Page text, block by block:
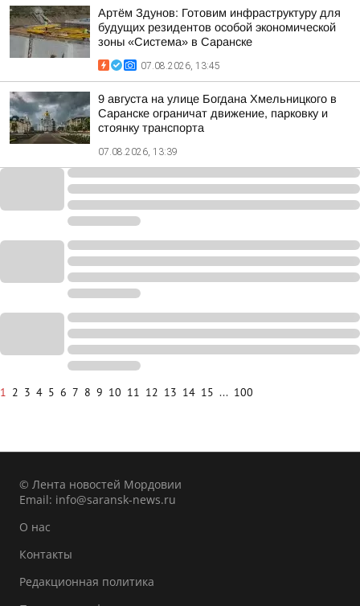
Артём Здунов: Готовим инфраструктуру для
будущих резидентов особой экономической
зоны «Система» в Саранске
07.08.2026, 13:45
9 августа на улице Богдана Хмельницкого в
Саранске ограничат движение, парковку и
стоянку транспорта
07.08.2026, 13:39
1 2 3 4 5 6 7 8 9 10 11 12 13 14 15 ... 100
© Лента новостей Мордовии
Email: info@saransk-news.ru
О нас
Контакты
Редакционная политика